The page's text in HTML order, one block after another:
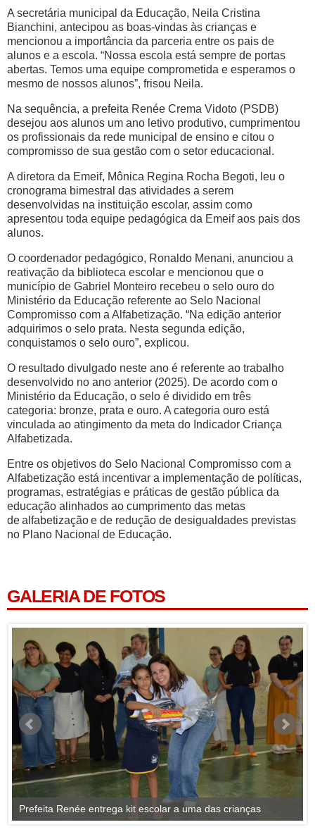
A secretária municipal da Educação, Neila Cristina
Bianchini, antecipou as boas-vindas às crianças e
mencionou a importância da parceria entre os pais de
alunos e a escola. “Nossa escola está sempre de portas
abertas. Temos uma equipe comprometida e esperamos o
mesmo de nossos alunos”, frisou Neila.
Na sequência, a prefeita Renée Crema Vidoto (PSDB)
desejou aos alunos um ano letivo produtivo, cumprimentou
os profissionais da rede municipal de ensino e citou o
compromisso de sua gestão com o setor educacional.
A diretora da Emeif, Mônica Regina Rocha Begoti, leu o
cronograma bimestral das atividades a serem
desenvolvidas na instituição escolar, assim como
apresentou toda equipe pedagógica da Emeif aos pais dos
alunos.
O coordenador pedagógico, Ronaldo Menani, anunciou a
reativação da biblioteca escolar e mencionou que o
município de Gabriel Monteiro recebeu o selo ouro do
Ministério da Educação referente ao Selo Nacional
Compromisso com a Alfabetização. “Na edição anterior
adquirimos o selo prata. Nesta segunda edição,
conquistamos o selo ouro”, explicou.
O resultado divulgado neste ano é referente ao trabalho
desenvolvido no ano anterior (2025). De acordo com o
Ministério da Educação, o selo é dividido em três
categoria: bronze, prata e ouro. A categoria ouro está
vinculada ao atingimento da meta do Indicador Criança
Alfabetizada.
Entre os objetivos do Selo Nacional Compromisso com a
Alfabetização está incentivar a implementação de políticas,
programas, estratégias e práticas de gestão pública da
educação alinhados ao cumprimento das metas
de alfabetização e de redução de desigualdades previstas
no Plano Nacional de Educação.
GALERIA DE FOTOS
Prefeita Renée entrega kit escolar a uma das crianças